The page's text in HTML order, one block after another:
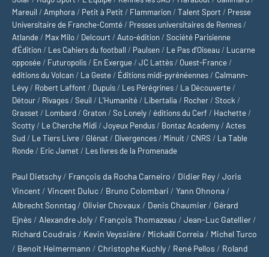
Mareuil /Amphora / Petit à Petit / Flammarion/Talent Sport / Presse
Universitaire de Franche-Comté/ Presses universitaires de Rennes/
Atlande/ Max Milo/ Delcourt /Auto-édition/Société Parisienne
d'Édition/ Les Cahiers du football / Paulsen/ Le Pas d’Oiseau / Lucarne
opposée/ Futuropolis/ En Exergue/JC Lattès/ Ouest-France/
éditions du Volcan/ La Geste/ Éditions midi-pyrénéennes/ Calmann-
Lévy/ Robert Laffont / Dupuis/ Les Pérégrines/ La Découverte/
Détour/ Rivages/Seuil / L'Humanité/ Libertalia / Rocher/Stock /
Grasset / Lombard/ Graton/So Lonely/éditions du Cerf/ Hachette/
Scotty/ Le Cherche Midi/Joyeux Pendus/ Bontaz Academy/Actes
Sud/ Le Tiers Livre/ Glénat / Divergences/ Minuit / CNRS / La Table
Ronde/ Eric Jamet / Les livres de la Promenade
Paul Dietschy / François da Rocha Carneiro / Didier Rey / Joris
Vincent / Vincent Duluc / Bruno Colombari / Yann Ohnona /
Albrecht Sonntag / Olivier Chovaux / Denis Chaumier / Gérard
Ejnès / Alexandre Joly / François Thomazeau / Jean-Luc Gatellier /
Richard Coudrais / Kevin Veyssière / Mickaël Correia / Michel Turco
/ Benoît Heimermann / Christophe Kuchly / René Pellos / Roland